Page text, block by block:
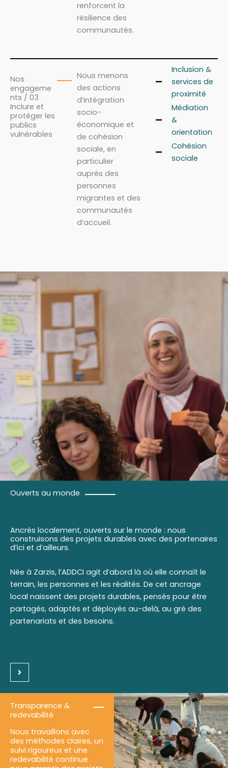
renforcent la
résilience des
communautés.
Nos
engageme
nts / 03
Inclure et
protéger les
publics
vulnérables
Nous menons
des actions
d’intégration
socio-
économique et
de cohésion
sociale, en
particulier
auprès des
personnes
migrantes et des
communautés
d’accueil.
Inclusion &
services de
proximité
Médiation
&
orientation
Cohésion
sociale
Ouverts au monde
Ancrés localement, ouverts sur le monde : nous
construisons des projets durables avec des partenaires
d’ici et d’ailleurs.
Née à Zarzis, l’ADDCI agit d’abord là où elle connaît le
terrain, les personnes et les réalités. De cet ancrage
local naissent des projets durables, pensés pour être
partagés, adaptés et déployés au-delà, au gré des
partenariats et des besoins.
Transparence &
redevabilité
Nous travaillons avec
des méthodes claires, un
suivi rigoureux et une
redevabilité continue